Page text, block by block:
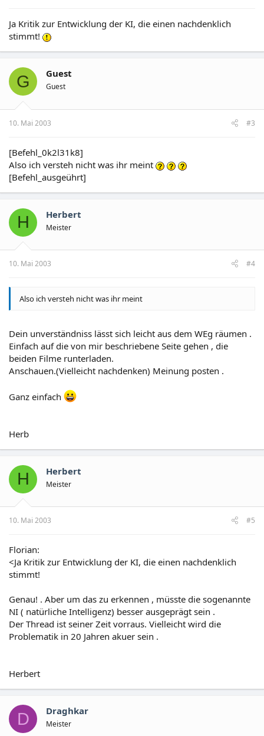
Ja Kritik zur Entwicklung der KI, die einen nachdenklich
stimmt!
G Guest
Guest
10. Mai 2003 #3
[Befehl_0k2l31k8]
Also ich versteh nicht was ihr meint
[Befehl_ausgeührt]
H Herbert
Meister
10. Mai 2003 #4
Also ich versteh nicht was ihr meint
Dein unverständniss lässt sich leicht aus dem WEg räumen .
Einfach auf die von mir beschriebene Seite gehen , die
beiden Filme runterladen.
Anschauen.(Vielleicht nachdenken) Meinung posten .
Ganz einfach
Herb
H Herbert
Meister
10. Mai 2003 #5
Florian:
<Ja Kritik zur Entwicklung der KI, die einen nachdenklich
stimmt!
Genau! . Aber um das zu erkennen , müsste die sogenannte
NI ( natürliche Intelligenz) besser ausgeprägt sein .
Der Thread ist seiner Zeit vorraus. Vielleicht wird die
Problematik in 20 Jahren akuer sein .
Herbert
D Draghkar
Meister